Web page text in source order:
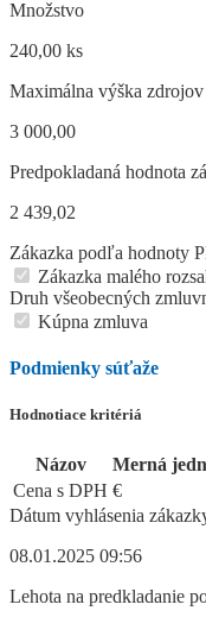
Množstvo
240,00 ks
Maximálna výška
3 000,00
Predpokladaná hodnota
2 439,02
Zákazka podľa hodnoty
Zákazka malého
Druh všeobecných
Kúpna zmluva
Podmienky súťaže
Hodnotiace kritériá
Názov Merná
Cena s DPH €
Dátum vyhlásenia
08.01.2025 09:56
Lehota na predkladanie